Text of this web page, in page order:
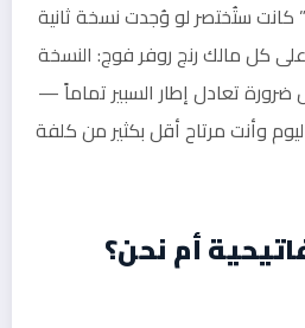
كانت ستُختصر لو وُجدت نسخة ثانية
كل مالك رنج روفر فوج: النسخة
ضرورة تعادل إطار السبير تماماً —
وأنت مرتاح أقل بكثير من كلفة
أم نحن؟